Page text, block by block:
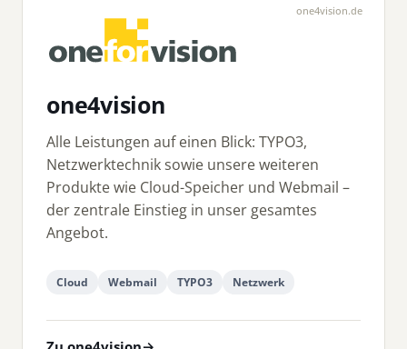
one4vision.de
one4vision
Alle Leistungen auf einen Blick: TYPO3,
Netzwerktechnik sowie unsere weiteren
Produkte wie Cloud-Speicher und Webmail –
der zentrale Einstieg in unser gesamtes
Angebot.
Cloud Webmail TYPO3 Netzwerk